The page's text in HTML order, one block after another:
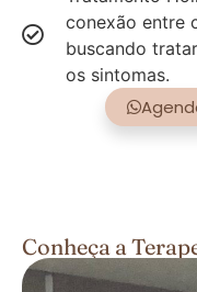
conexão entre
buscando
os sintomas.
Conheça a